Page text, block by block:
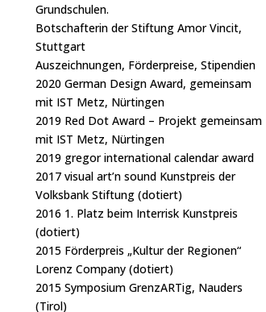
Grundschulen.
Botschafterin der Stiftung Amor Vincit,
Stuttgart
Auszeichnungen, Förderpreise, Stipendien
2020 German Design Award, gemeinsam
mit IST Metz, Nürtingen
2019 Red Dot Award – Projekt gemeinsam
mit IST Metz, Nürtingen
2019 gregor international calendar award
2017 visual art’n sound Kunstpreis der
Volksbank Stiftung (dotiert)
2016 1. Platz beim Interrisk Kunstpreis
(dotiert)
2015 Förderpreis „Kultur der Regionen“
Lorenz Company (dotiert)
2015 Symposium GrenzARTig, Nauders
(Tirol)